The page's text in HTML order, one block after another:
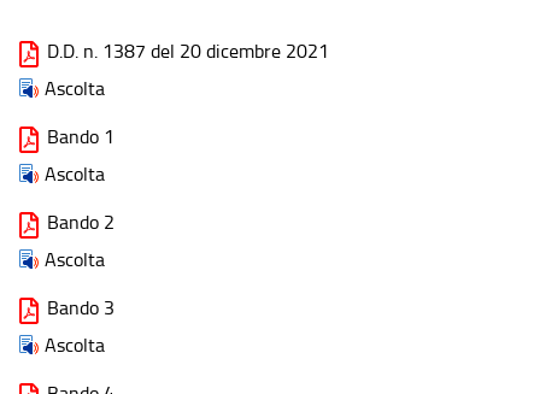
D.D. n. 1387 del 20 dicembre 2021
Ascolta
Bando 1
Ascolta
Bando 2
Ascolta
Bando 3
Ascolta